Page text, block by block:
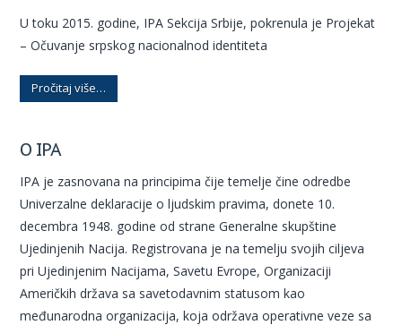
U toku 2015. godine, IPA Sekcija Srbije, pokrenula je Projekat
– Očuvanje srpskog nacionalnod identiteta
Pročitaj više…
O IPA
IPA je zasnovana na principima čije temelje čine odredbe
Univerzalne deklaracije o ljudskim pravima, donete 10.
decembra 1948. godine od strane Generalne skupštine
Ujedinjenih Nacija. Registrovana je na temelju svojih ciljeva
pri Ujedinjenim Nacijama, Savetu Evrope, Organizaciji
Američkih država sa savetodavnim statusom kao
međunarodna organizacija, koja održava operativne veze sa